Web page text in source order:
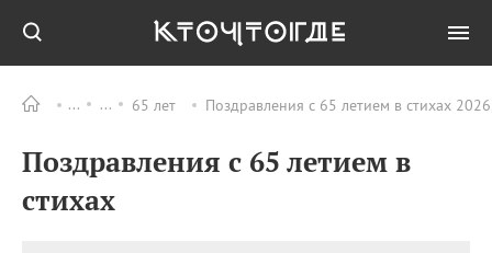
65 лет Поздравления с 65 летием в стихах
Поздравления с 65 летием в
стихах
ПРАЗДНИКИ Все
08.08
День «Счастье
случается» (Happiness